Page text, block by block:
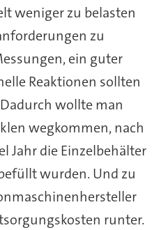
weniger zu belasten
zu
ein guter
Reaktionen sollten
wollte man
wegkommen, nach
Jahr die Einzelbehälter
wurden. Und zu
runter.